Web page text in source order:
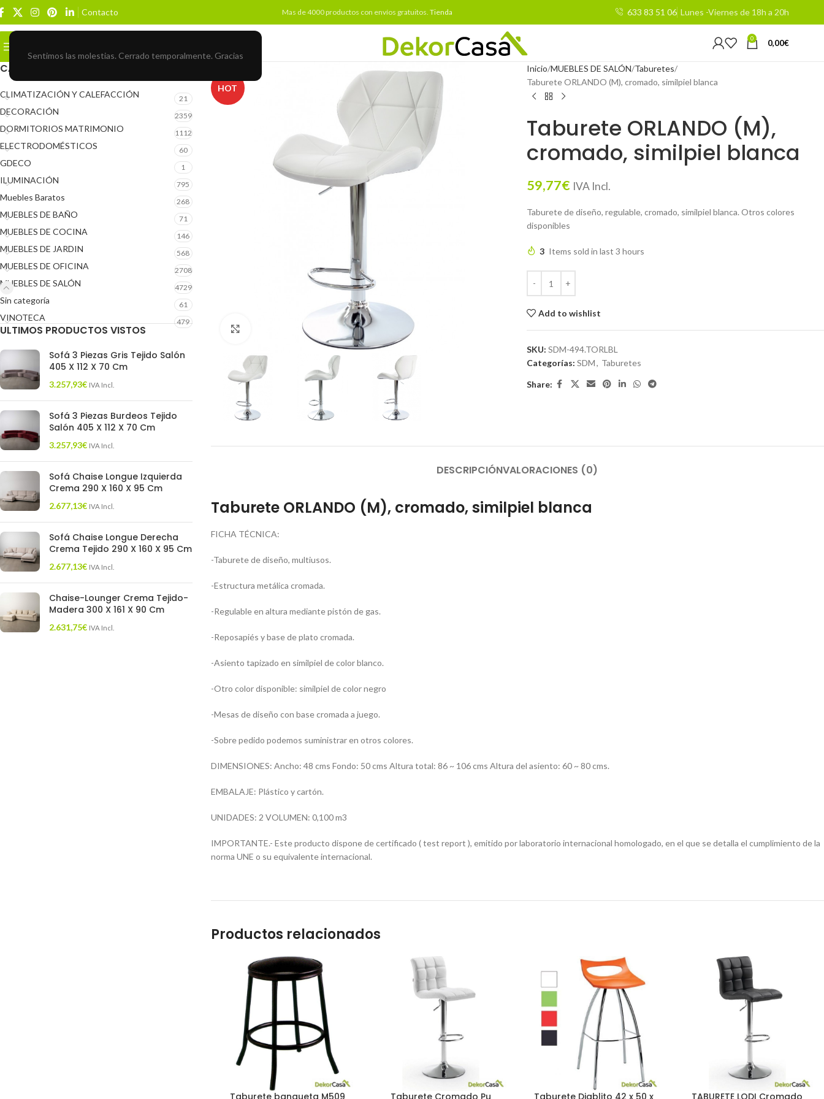
Sentimos las molestias. Cerrado temporalmente. Gracias
Contacto Mas de 4000 productos con envíos gratuitos. Tienda 633 83 51 06 Lunes -Viernes de 18h a 20h
0 0,00€
CATEGORÍAS DEL PRODUCTO
CLIMATIZACIÓN Y CALEFACCIÓN 21
DECORACIÓN 2359
DORMITORIOS MATRIMONIO 1112
ELECTRODOMÉSTICOS 60
GDECO 1
ILUMINACIÓN 795
Muebles Baratos 268
MUEBLES DE BAÑO 71
MUEBLES DE COCINA 146
MUEBLES DE JARDIN 568
MUEBLES DE OFICINA 2708
MUEBLES DE SALÓN 4729
Sin categoría 61
VINOTECA 479
ULTIMOS PRODUCTOS VISTOS
Sofá 3 Piezas Gris Tejido Salón
405 X 112 X 70 Cm
3.257,93€ IVA Incl.
Sofá 3 Piezas Burdeos Tejido
Salón 405 X 112 X 70 Cm
3.257,93€ IVA Incl.
Sofá Chaise Longue Izquierda
Crema 290 X 160 X 95 Cm
2.677,13€ IVA Incl.
Sofá Chaise Longue Derecha
Crema Tejido 290 X 160 X 95 Cm
2.677,13€ IVA Incl.
Chaise-Lounger Crema Tejido-
Madera 300 X 161 X 90 Cm
2.631,75€ IVA Incl.
HOT
Click to enlarge
Inicio MUEBLES DE SALÓN Taburetes
Taburete ORLANDO (M), cromado, similpiel blanca
Taburete ORLANDO (M),
cromado, similpiel blanca
59,77€ IVA Incl.
Taburete de diseño, regulable, cromado, similpiel blanca. Otros colores
disponibles
3 Items sold in last 3 hours
Add to wishlist
SKU: SDM-494.TORLBL
Categorías: SDM, Taburetes
Share:
DESCRIPCIÓNVALORACIONES (0)
Taburete ORLANDO (M), cromado, similpiel blanca
FICHA TÉCNICA:
-Taburete de diseño, multiusos.
-Estructura metálica cromada.
-Regulable en altura mediante pistón de gas.
-Reposapiés y base de plato cromada.
-Asiento tapizado en similpiel de color blanco.
-Otro color disponible: similpiel de color negro
-Mesas de diseño con base cromada a juego.
-Sobre pedido podemos suministrar en otros colores.
DIMENSIONES: Ancho: 48 cms Fondo: 50 cms Altura total: 86 ~ 106 cms Altura del asiento: 60 ~ 80 cms.
EMBALAJE: Plástico y cartón.
UNIDADES: 2 VOLUMEN: 0,100 m3
IMPORTANTE.- Este producto dispone de certificado ( test report ), emitido por laboratorio internacional homologado, en el que se detalla el cumplimiento de la
norma UNE o su equivalente internacional.
Productos relacionados